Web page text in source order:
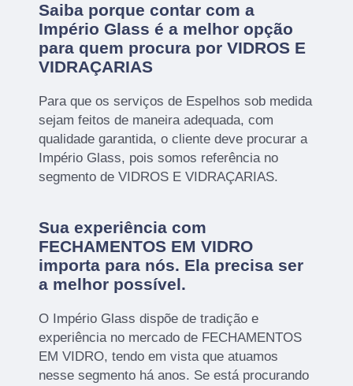
Saiba porque contar com a
Império Glass é a melhor opção
para quem procura por VIDROS E
VIDRAÇARIAS
Para que os serviços de Espelhos sob medida
sejam feitos de maneira adequada, com
qualidade garantida, o cliente deve procurar a
Império Glass, pois somos referência no
segmento de VIDROS E VIDRAÇARIAS.
Sua experiência com
FECHAMENTOS EM VIDRO
importa para nós. Ela precisa ser
a melhor possível.
O Império Glass dispõe de tradição e
experiência no mercado de FECHAMENTOS
EM VIDRO, tendo em vista que atuamos
nesse segmento há anos. Se está procurando